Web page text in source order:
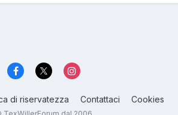
di riservatezza Contattaci Cookies